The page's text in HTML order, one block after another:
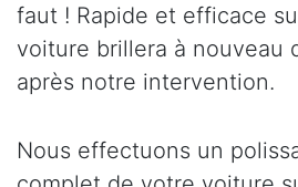
faut ! Rapide et efficace
voiture brillera à nouveau
après notre intervention.
Nous effectuons un